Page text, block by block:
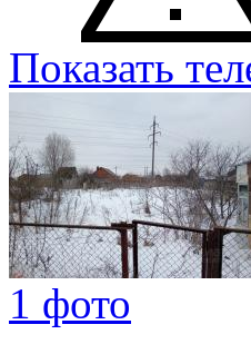
Показать
1 фото